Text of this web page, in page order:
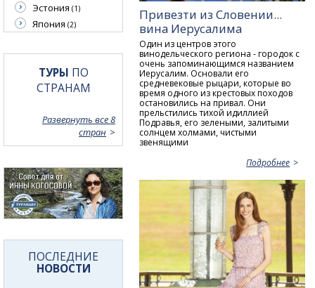
Привезти из Словении...
вина Иерусалима
Один из центров этого
винодельческого региона - городок с
очень запоминающимся названием
Иерусалим. Основали его
средневековые рыцари, которые во
время одного из крестовых походов
остановились на привал. Они
прельстились тихой идиллией
Подравья, его зелеными, залитыми
солнцем холмами, чистыми
звенящими
Подробнее
Эстония (1)
Япония (2)
ТУРЫ ПО
СТРАНАМ
Развернуть все 8
стран
ПОСЛЕДНИЕ
НОВОСТИ